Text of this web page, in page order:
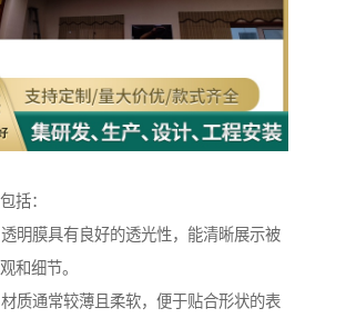
括：
明膜具有良好的透光性，能清晰展示被
和细节。
质通常较薄且柔软，便于贴合形状的表